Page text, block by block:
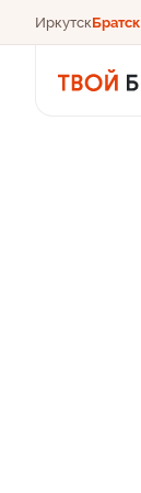
ИркутскБратск